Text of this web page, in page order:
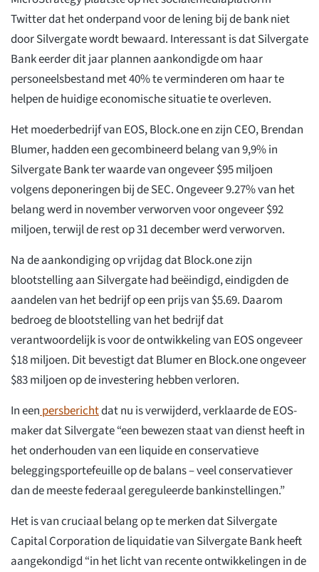
Twitter dat het onderpand voor de lening bij de bank niet
door Silvergate wordt bewaard. Interessant is dat Silvergate
Bank eerder dit jaar plannen aankondigde om haar
personeelsbestand met 40% te verminderen om haar te
helpen de huidige economische situatie te overleven.
Het moederbedrijf van EOS, Block.one en zijn CEO, Brendan
Blumer, hadden een gecombineerd belang van 9,9% in
Silvergate Bank ter waarde van ongeveer $95 miljoen
volgens deponeringen bij de SEC. Ongeveer 9.27% van het
belang werd in november verworven voor ongeveer $92
miljoen, terwijl de rest op 31 december werd verworven.
Na de aankondiging op vrijdag dat Block.one zijn
blootstelling aan Silvergate had beëindigd, eindigden de
aandelen van het bedrijf op een prijs van $5.69. Daarom
bedroeg de blootstelling van het bedrijf dat
verantwoordelijk is voor de ontwikkeling van EOS ongeveer
$18 miljoen. Dit bevestigt dat Blumer en Block.one ongeveer
$83 miljoen op de investering hebben verloren.
In eenpersberichtdat nu is verwijderd, verklaarde de EOS-
maker dat Silvergate “een bewezen staat van dienst heeft in
het onderhouden van een liquide en conservatieve
beleggingsportefeuille op de balans – veel conservatiever
dan de meeste federaal gereguleerde bankinstellingen.”
Het is van cruciaal belang op te merken dat Silvergate
Capital Corporation de liquidatie van Silvergate Bank heeft
aangekondigd “in het licht van recente ontwikkelingen in de